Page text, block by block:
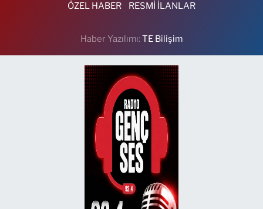
ÖZEL HABER
RESMİ İLANLAR
Haber Yazılımı:TE Bilişim